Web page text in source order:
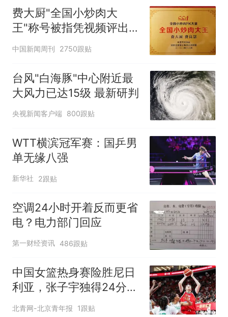
费大厨"全国小炒肉大
王"称号被指凭视频评出
官方回应
中国新闻周刊 2750跟贴
台风"白海豚"中心附近最
大风力已达15级 最新研判
央视新闻客户端 800跟贴
WTT横滨冠军赛：国乒男
单无缘八强
新华社 2跟贴
空调24小时开着反而更省
电？电力部门回应
第一财经资讯 486跟贴
中国女篮热身赛险胜尼日
利亚，张子宇独得24分立
下头功
北青网-北京青年报 1跟贴